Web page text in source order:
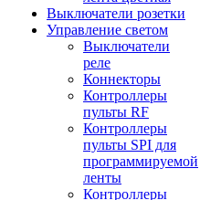
Выключатели розетки
Управление светом
Выключатели
реле
Коннекторы
Контроллеры
пульты RF
Контроллеры
пульты SPI для
программируемой
ленты
Контроллеры